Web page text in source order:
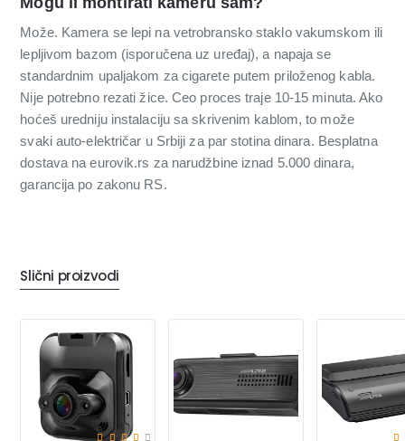
Može. Kamera se lepi na vetrobransko staklo vakumskom ili
lepljivom bazom (isporučena uz uređaj), a napaja se
standardnim upaljakom za cigarete putem priloženog kabla.
Nije potrebno rezati žice. Ceo proces traje 10-15 minuta. Ako
hoćeš uredniju instalaciju sa skrivenim kablom, to može
svaki auto-električar u Srbiji za par stotina dinara. Besplatna
dostava na eurovik.rs za narudžbine iznad 5.000 dinara,
garancija po zakonu RS.
Slični proizvodi